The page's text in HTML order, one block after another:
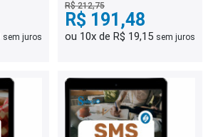
sem juros
R$ 212,75
R$ 191,48
ou 10x de R$ 19,15 sem juros